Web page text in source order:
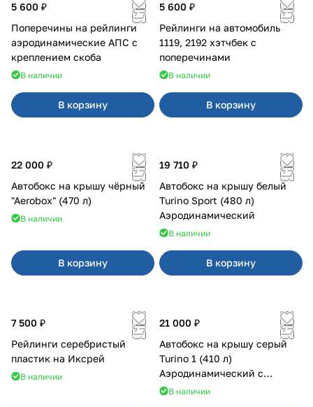
5 600 ₽
Поперечины на рейлинги
аэродинамические АПС с
креплением скоба
В наличии
В корзину
5 600 ₽
Рейлинги на автомобиль
1119, 2192 хэтчбек с
поперечинами
В наличии
В корзину
22 000 ₽
Автобокс на крышу чёрный
"Aerobox" (470 л)
В наличии
В корзину
19 710 ₽
Автобокс на крышу белый
Turino Sport (480 л)
Аэродинамический
В наличии
В корзину
7 500 ₽
Рейлинги серебристый
пластик на Иксрей
В наличии
21 000 ₽
Автобокс на крышу серый
Turino 1 (410 л)
Аэродинамический с
двусторонним открыванием
В наличии